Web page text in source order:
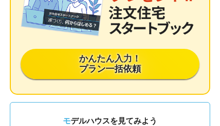
かんたん入力！
プラン一括依頼
モデルハウスを見てみよう